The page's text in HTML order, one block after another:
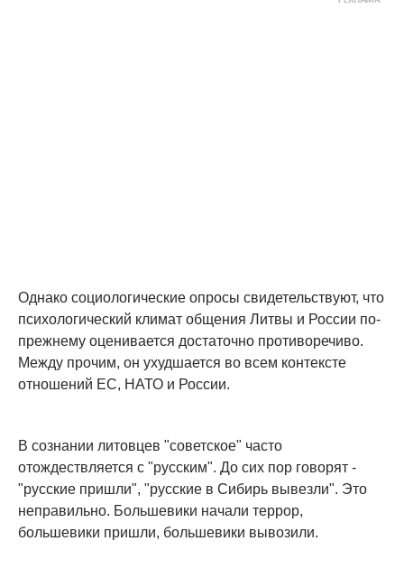
Однако социологические опросы свидетельствуют, что
психологический климат общения Литвы и России по-
прежнему оценивается достаточно противоречиво.
Между прочим, он ухудшается во всем контексте
отношений ЕС, НАТО и России.
В сознании литовцев "советское" часто
отождествляется с "русским". До сих пор говорят -
"русские пришли", "русские в Сибирь вывезли". Это
неправильно. Большевики начали террор,
большевики пришли, большевики вывозили.